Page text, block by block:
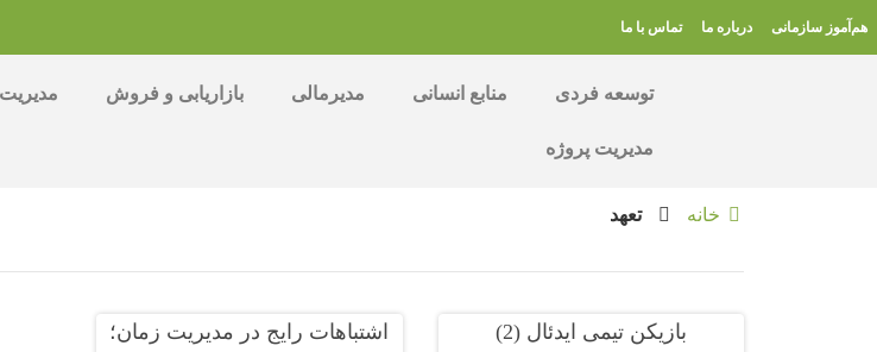
هم‌آموز سازمانی درباره ما تماس با ما
توسعه فردی منابع انسانی مدیرمالی بازاریابی و فروش
مدیریت پروژه
خانه تعهد
بازیکن تیمی ایدئال (2)
اشتباهات رایج در مدیریت زمان؛